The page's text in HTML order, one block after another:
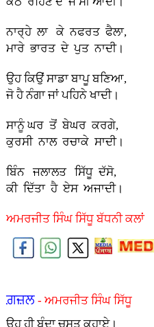
ਨਾਰ੍ਹੇ ਲਾ ਕੇ ਨਫਰਤ ਫੈਲਾ,
ਮਾਰੇ ਭਾਰਤ ਦੇ ਪੁਤ ਨਾਦੀ।
ਉਹ ਕਿਉਂ ਸਾਡਾ ਬਾਪੂ ਬਣਿਆ,
ਜੋ ਹੈ ਨੰਗਾ ਜਾਂ ਪਹਿਨੇ ਖਾਦੀ।
ਸਾਨੂੰ ਘਰ ਤੋਂ ਬੇਘਰ ਕਰਗੇ,
ਕੁਰਸੀ ਨਾਲ ਰਚਾਕੇ ਸਾਦੀ।
ਬਿੰਨ ਜਲਾਲਤ ਸਿੱਧੂ ਦੱਸੋ,
ਕੀ ਦਿੱਤਾ ਹੈ ਏਸ ਅਜਾਦੀ।
ਅਮਰਜੀਤ ਸਿੰਘ ਸਿੱਧੂ ਬੱਧਨੀ ਕਲਾਂ
ਗ਼ਜ਼ਲ- ਅਮਰਜੀਤ ਸਿੰਘ ਸਿੱਧੂ
ਉਹ ਹੀ ਬੰਦਾ ਚੁਸਤ ਕਹਾਏ।